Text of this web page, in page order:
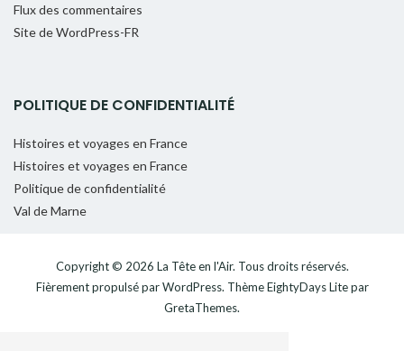
Flux des commentaires
Site de WordPress-FR
POLITIQUE DE CONFIDENTIALITÉ
Histoires et voyages en France
Histoires et voyages en France
Politique de confidentialité
Val de Marne
Copyright © 2026 La Tête en l'Air. Tous droits réservés.
Fièrement propulsé parWordPress. ThèmeEightyDays Litepar
GretaThemes.